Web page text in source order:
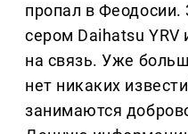
пропал в Феодосии.
сером Daihatsu YRV
на связь. Уже
нет никаких
занимаются